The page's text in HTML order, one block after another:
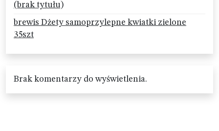
(brak tytułu)
brewis Dżety samoprzylepne kwiatki zielone
35szt
Brak komentarzy do wyświetlenia.